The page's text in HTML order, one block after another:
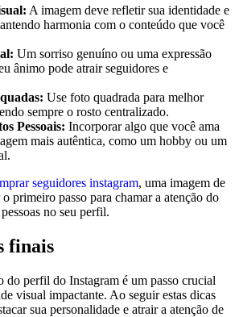
⁢A ⁤imagem deve refletir sua identidade ‌e
harmonia com o conteúdo que você
Um sorriso genuíno ou⁤ uma expressão
ânimo pode⁤ atrair seguidores e
Use foto quadrada para ⁤melhor
sempre o rosto ​centralizado.
Pessoais: Incorporar algo que você ama​
mais autêntica,‌ como um‌ hobby ou um
⁤seguidores instagram, uma imagem⁢ de
primeiro passo para chamar a atenção do
⁢no ‍seu perfil.
‍finais
do​ perfil do Instagram é um​ passo crucial
visual‌ impactante. ​Ao⁣ seguir estas ⁢dicas
sua personalidade e atrair⁢ a ‍atenção de